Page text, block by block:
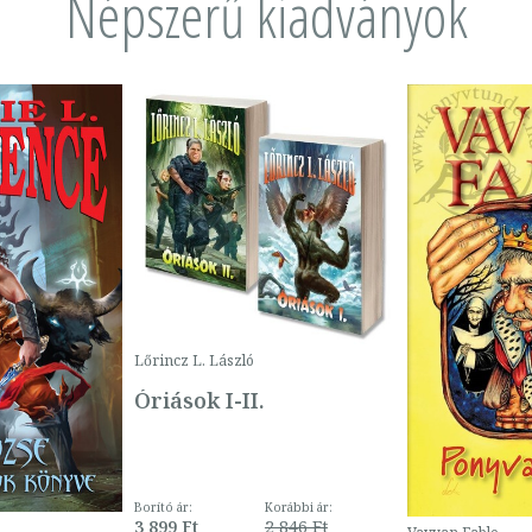
Lőrincz L. László
Óriások I-II.
Borító ár:
3 899 Ft
Korábbi ár:
2 846 Ft